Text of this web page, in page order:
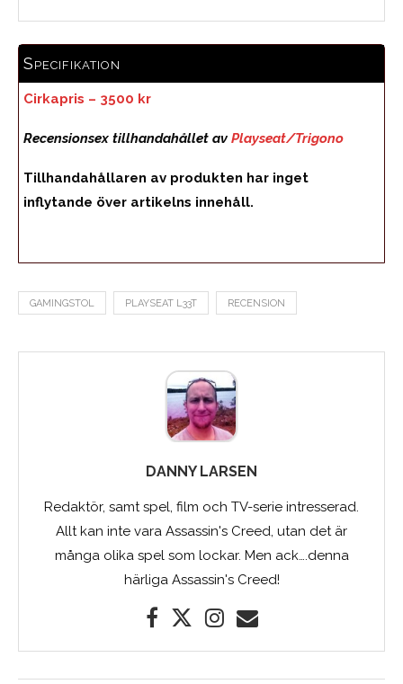
Specifikation
Cirkapris – 3500 kr
Recensionsex tillhandahållet av Playseat/Trigono
Tillhandahållaren av produkten har inget
inflytande över artikelns innehåll.
GAMINGSTOL PLAYSEAT L33T RECENSION
DANNY LARSEN
Redaktör, samt spel, film och TV-serie intresserad.
Allt kan inte vara Assassin's Creed, utan det är
många olika spel som lockar. Men ack….denna
härliga Assassin's Creed!